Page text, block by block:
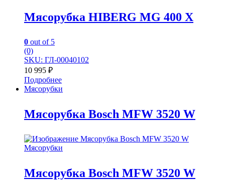
Мясорубка HIBERG MG 400 X
0 out of 5
(0)
SKU: ГЛ-00040102
10 995 ₽
Подробнее
Мясорубки
Мясорубка Bosch MFW 3520 W
Мясорубки
Мясорубка Bosch MFW 3520 W